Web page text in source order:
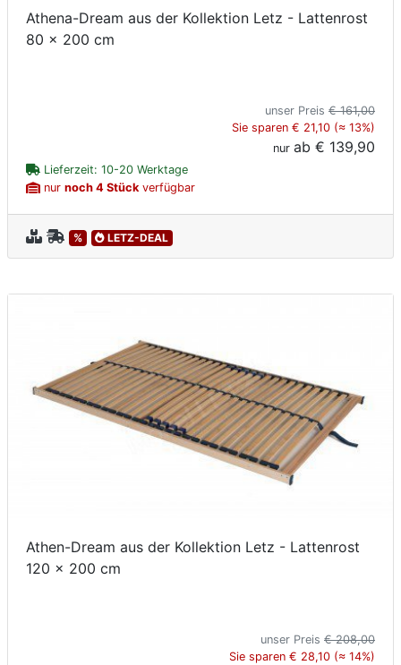
Athena-Dream aus der Kollektion Letz - Lattenrost
80 x 200 cm
unser Preis € 161,00
Sie sparen € 21,10 (≈ 13%)
nur ab € 139,90
Lieferzeit: 10-20 Werktage
nur noch 4 Stückverfügbar
% LETZ-DEAL
Athen-Dream aus der Kollektion Letz - Lattenrost
120 x 200 cm
unser Preis € 208,00
Sie sparen € 28,10 (≈ 14%)